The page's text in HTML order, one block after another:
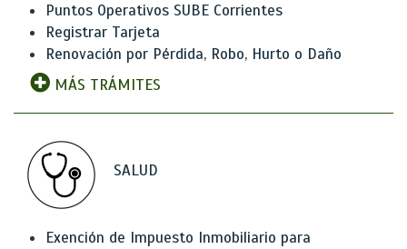
Puntos Operativos SUBE Corrientes
Registrar Tarjeta
Renovación por Pérdida, Robo, Hurto o Daño
MÁS TRÁMITES
SALUD
Exención de Impuesto Inmobiliario para